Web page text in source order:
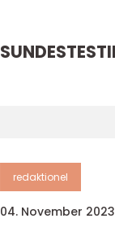
redaktionel
04. November 2023